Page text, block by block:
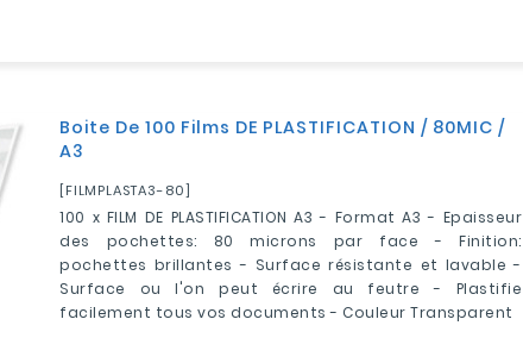
Boite De 100 Films DE PLASTIFICATION / 80MIC /
A3
[FILMPLASTA3-80]
100 x FILM DE PLASTIFICATION A3 - Format A3 - Epaisseur
des pochettes: 80 microns par face - Finition:
pochettes brillantes - Surface résistante et lavable -
Surface ou l'on peut écrire au feutre - Plastifie
facilement tous vos documents - Couleur Transparent